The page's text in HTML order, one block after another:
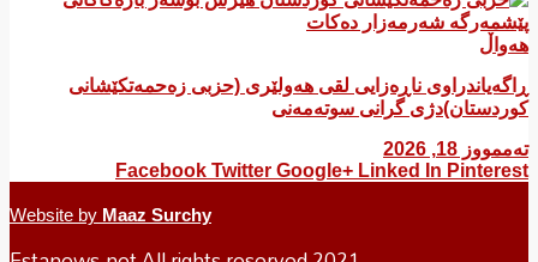
هەواڵ
ڕاگەیاندراوی ناڕەزایی لقی هەولێری (حزبی زەحمەتکێشانی
کوردستان)دژی گرانی سوتەمەنی
تەممووز 18, 2026
Facebook Twitter Google+ Linked In Pinterest
Website by Maaz Surchy